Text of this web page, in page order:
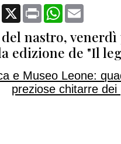
Facebook
X Print WhatsApp
nastro,
edizione de "Il